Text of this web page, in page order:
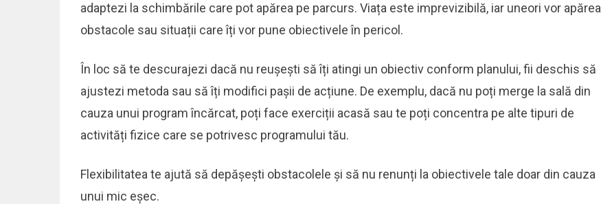
adaptezi la schimbările care pot apărea pe parcurs. Viața este imprevizibilă, iar uneori vor apărea
obstacole sau situații care îți vor pune obiectivele în pericol.
În loc să te descurajezi dacă nu reușești să îți atingi un obiectiv conform planului, fii deschis să
ajustezi metoda sau să îți modifici pașii de acțiune. De exemplu, dacă nu poți merge la sală din
cauza unui program încărcat, poți face exerciții acasă sau te poți concentra pe alte tipuri de
activități fizice care se potrivesc programului tău.
Flexibilitatea te ajută să depășești obstacolele și să nu renunți la obiectivele tale doar din cauza
unui mic eșec.